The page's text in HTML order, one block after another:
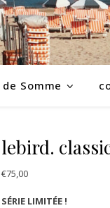
de Somme
lebird.
€75,00
SÉRIE LIMITÉE !